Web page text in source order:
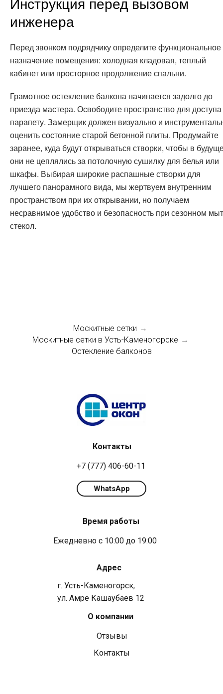
инженера
Перед звонком подрядчику определите функциональное
назначение помещения: холодная кладовая, теплый
кабинет или просторное продолжение спальни.
Грамотное остекление балкона начинается задолго до
приезда мастера. Освободите пространство для доступа
парапету. Замерщик должен визуально и
оценить состояние старой бетонной плиты. Продумайте
заранее, куда будут открываться створки, чтобы в
они не цеплялись за потолочную сушилку для белья или
шкафы. Выбирая широкие распашные створки для
лучшего панорамного вида, мы жертвуем внутренним
пространством при их открывании, но получаем
несравнимое удобство и безопасность при сезонном
стекол.
Москитные сетки →
Москитные сетки в Усть-Каменогорске →
Остекление балконов
+7 (777) 406-60-11
Ежедневно с 10:00 до 19:00
Отзывы
Контакты
г. Усть-Каменогорск,
ул. Амре Кашаубаев 12
О компании
Адрес
Время работы
Контакты
WhatsApp